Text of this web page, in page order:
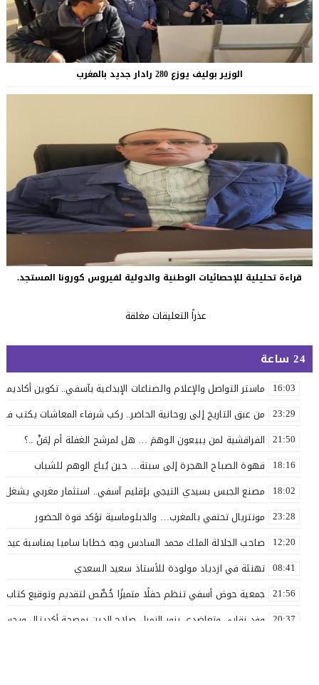
الوزير بوليف يوزع 280 رادار جديد بالمغرب
قراءة تحليلية للإحصائيات الوطنية والدولية لفيروس كورونا المستجد.
عذراً التعليقات مغلقة
24 ساعة
16:03 ماستر التواصل والإعلام والصناعات الإبداعية بآسفي.. تكوين
23:29 من عبق التاريخ إلى روحانية الحاضر.. ركب شرفاء المعاشات يكتب
21:50 الفراقشية لمن يبيعون الوهمَ … هل لمرشح الغفلة أم لِمَنْ ..؟
18:16 قهوة الصباح الهجرة إلى سبتة… حين يُباع الوهم للشباب
18:02 مصنع الجبس بسيدي التيجي بإقليم آسفي.. استثمار مغربي يشغل 110 عاملاً
23:28 مونتريال تحتفي بالمغرب… والدبلوماسية تؤكد قوة الحضور
12:20 صاحب الجلالة الملك محمد السادس وجه خطابا ساميا بمناسبة عيد
08:41 تهنئة في ازدياد مولودة للأستاذ سعيد السعدي
21:56 جمعية حوض أسفي تنظم حفلًا متميزًا خُصِّص لتقديم وتوقيع كتاب
20:37 وفد نقابي وتعاضدي يزور الزميل صلاح الدين بمصحة أكديتال ويجسد